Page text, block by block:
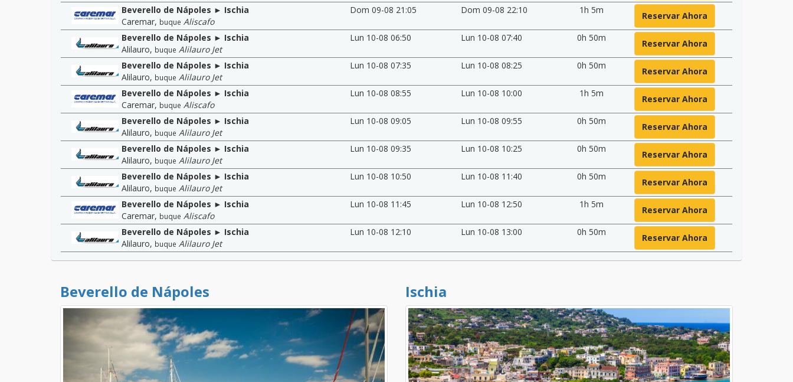
Beverello de Nápoles ► Ischia
Caremar, buque Aliscafo
Dom 09-08 21:05 Dom 09-08 22:10 1h 5m
Reservar Ahora
Beverello de Nápoles ► Ischia
Alilauro, buque Alilauro Jet
Lun 10-08 06:50 Lun 10-08 07:40 0h 50m
Reservar Ahora
Beverello de Nápoles ► Ischia
Alilauro, buque Alilauro Jet
Lun 10-08 07:35 Lun 10-08 08:25 0h 50m
Reservar Ahora
Beverello de Nápoles ► Ischia
Caremar, buque Aliscafo
Lun 10-08 08:55 Lun 10-08 10:00 1h 5m
Reservar Ahora
Beverello de Nápoles ► Ischia
Alilauro, buque Alilauro Jet
Lun 10-08 09:05 Lun 10-08 09:55 0h 50m
Reservar Ahora
Beverello de Nápoles ► Ischia
Alilauro, buque Alilauro Jet
Lun 10-08 09:35 Lun 10-08 10:25 0h 50m
Reservar Ahora
Beverello de Nápoles ► Ischia
Alilauro, buque Alilauro Jet
Lun 10-08 10:50 Lun 10-08 11:40 0h 50m
Reservar Ahora
Beverello de Nápoles ► Ischia
Caremar, buque Aliscafo
Lun 10-08 11:45 Lun 10-08 12:50 1h 5m
Reservar Ahora
Beverello de Nápoles ► Ischia
Alilauro, buque Alilauro Jet
Lun 10-08 12:10 Lun 10-08 13:00 0h 50m
Reservar Ahora
Beverello de Nápoles Ischia